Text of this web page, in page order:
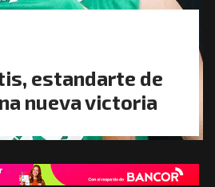
estandarte de
nueva victoria